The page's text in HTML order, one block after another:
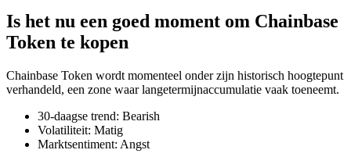
USDC-futures
Is het nu een goed moment om Chainbase
Token te kopen
Chainbase Token wordt momenteel onder zijn historisch hoogtepunt
verhandeld, een zone waar langetermijnaccumulatie vaak toeneemt.
30-daagse trend: Bearish
Volatiliteit: Matig
Marktsentiment: Angst